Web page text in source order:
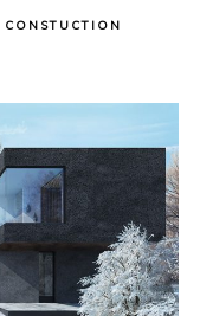
CONSTUCTION